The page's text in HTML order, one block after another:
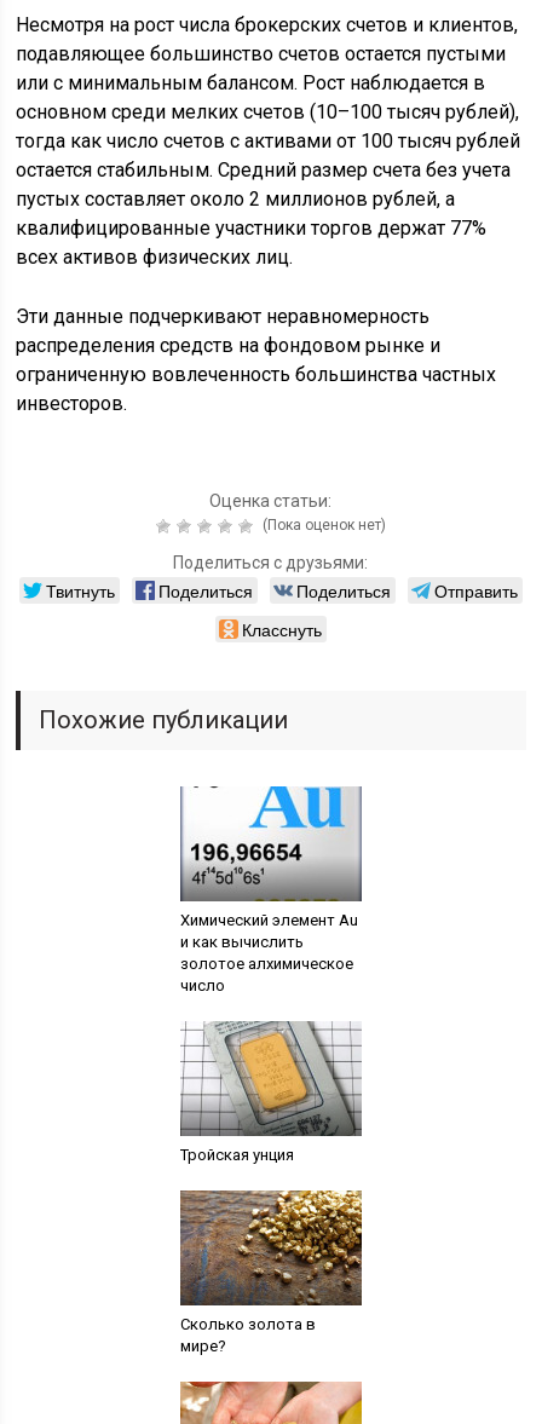
Несмотря на рост числа брокерских счетов и клиентов,
подавляющее большинство счетов остается пустыми
или с минимальным балансом. Рост наблюдается в
основном среди мелких счетов (10–100 тысяч рублей),
тогда как число счетов с активами от 100 тысяч рублей
остается стабильным. Средний размер счета без учета
пустых составляет около 2 миллионов рублей, а
квалифицированные участники торгов держат 77%
всех активов физических лиц.
Эти данные подчеркивают неравномерность
распределения средств на фондовом рынке и
ограниченную вовлеченность большинства частных
инвесторов.
Оценка статьи:
(Пока оценок нет)
Поделиться с друзьями:
Твитнуть Поделиться Поделиться
Отправить
Класснуть
Похожие публикации
Химический элемент Au
и как вычислить
золотое алхимическое
число
Тройская унция
Сколько золота в
мире?